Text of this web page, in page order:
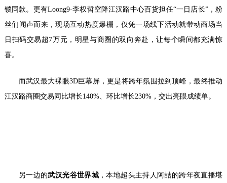
锁同款。更有Loong9-李权哲空降江汉路中心百货担任“一日店长”，粉
丝们闻声而来，现场互动热度爆棚，仅凭一场线下活动就带动商场当
日扫码交易超7万元，明星与商圈的双向奔赴，让每个瞬间都充满惊
喜。
而武汉最大裸眼3D巨幕屏，更是将跨年氛围拉到顶峰，最终推动
江汉路商圈交易同比增长140%、环比增长230%，交出亮眼成绩单。
另一边的武汉光谷世界城 ，本地超头主持人阿喆的跨年夜直播堪